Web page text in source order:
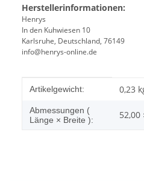
Herstellerinformationen:
Henrys
In den Kuhwiesen 10
Karlsruhe, Deutschland, 76149
info@henrys-online.de
Produkteigenschaft
Wert
Artikelgewicht: 0,23
Abmessungen (
Länge × Breite ):
52,00